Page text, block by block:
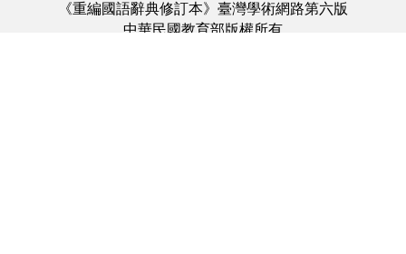
《重編國語辭典修訂本》臺灣學術網路第六版
中華民國教育部版權所有